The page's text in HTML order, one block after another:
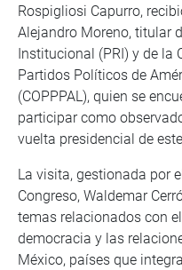
Rospigliosi Capurro,
Alejandro Moreno, titular
Institucional (PRI) y de la
Partidos Políticos de
(COPPPAL), quien se
participar como
vuelta presidencial de
La visita, gestionada por
Congreso, Waldemar
temas relacionados con
democracia y las
México, países que